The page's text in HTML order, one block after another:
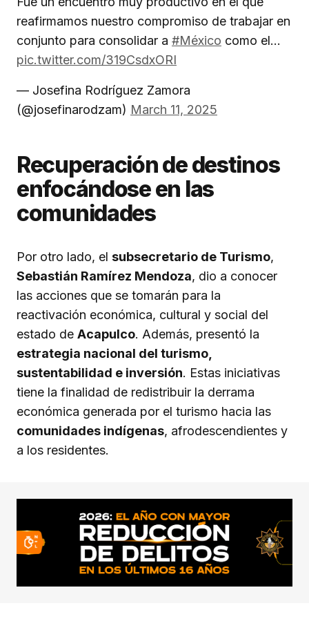
reafirmamos nuestro compromiso de trabajar en
conjunto para consolidar a #México como el…
pic.twitter.com/319CsdxORI
— Josefina Rodríguez Zamora
(@josefinarodzam) March 11, 2025
Recuperación de destinos
enfocándose en las
comunidades
Por otro lado, el subsecretario de Turismo,
Sebastián Ramírez Mendoza, dio a conocer
las acciones que se tomarán para la
reactivación económica, cultural y social del
estado de Acapulco. Además, presentó la
estrategia nacional del turismo,
sustentabilidad e inversión. Estas iniciativas
tiene la finalidad de redistribuir la derrama
económica generada por el turismo hacia las
comunidades indígenas, afrodescendientes y
a los residentes.